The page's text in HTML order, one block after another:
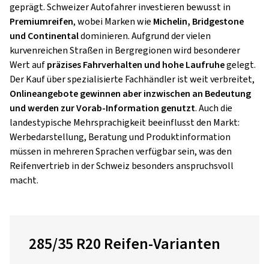
geprägt. Schweizer Autofahrer investieren bewusst in
Premiumreifen, wobei Marken wie Michelin, Bridgestone
und Continentaldominieren. Aufgrund der vielen
kurvenreichen Straßen in Bergregionen wird besonderer
Wert aufpräzises Fahrverhalten und hohe Laufruhegelegt.
Der Kauf über spezialisierte Fachhändler ist weit verbreitet,
Onlineangebote gewinnen aber inzwischen an Bedeutung
und werden zur Vorab-Information genutzt. Auch die
landestypische Mehrsprachigkeit beeinflusst den Markt:
Werbedarstellung, Beratung und Produktinformation
müssen in mehreren Sprachen verfügbar sein, was den
Reifenvertrieb in der Schweiz besonders anspruchsvoll
macht.
285/35 R20 Reifen-Varianten